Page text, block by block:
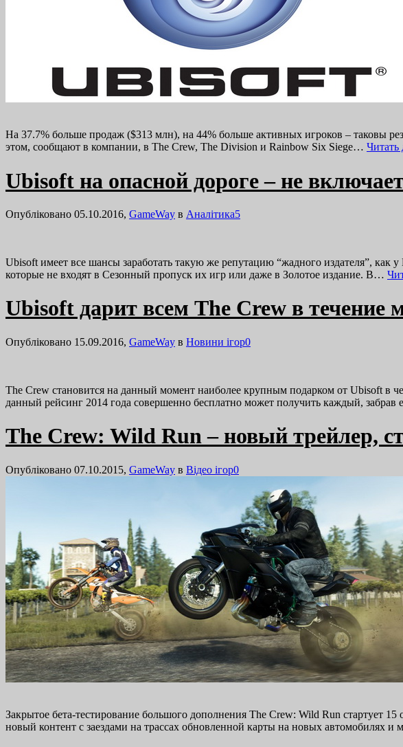
На 37.7% больше продаж ($313 млн), на 44% больше активных игроков – таковы
этом, сообщают в компании, в The Crew, The Division и Rainbow Six Siege…
Ubisoft на опасной дороге – не
Опубліковано 05.10.2016, GameWay в Аналітика5
Ubisoft имеет все шансы заработать такую же репутацию “жадного издателя”,
которые не входят в Сезонный пропуск их игр или даже в Золотое издание. В…
Ubisoft дарит всем The Crew в течение
Опубліковано 15.09.2016, GameWay в Новини ігор0
The Crew становится на данный момент наиболее крупным подарком от Ubisoft в
данный рейсинг 2014 года совершенно бесплатно может получить каждый, забрав
The Crew: Wild Run – новый трейлер,
Опубліковано 07.10.2015, GameWay в Відео ігор0
Закрытое бета-тестирование большого дополнения The Crew: Wild Run стартует
новый контент с заездами на трассах обновленной карты на новых автомобилях